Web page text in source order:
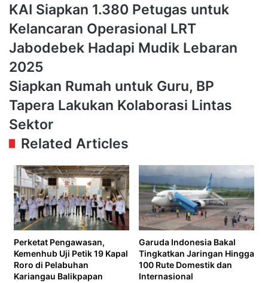
KAI
1.380
Petugas
untuk
Kelancaran
Operasional
LRT
Jabodebek
Hadapi
Mudik
Lebaran
KAI Siapkan 1.380 Petugas untuk
Kelancaran Operasional LRT
Jabodebek Hadapi Mudik Lebaran
2025
Siapkan
Rumah
untuk
Guru,
BP
Tapera
Kolaborasi
Lintas
Sektor
Siapkan Rumah untuk Guru, BP
Tapera Lakukan Kolaborasi Lintas
Sektor
Related Articles
Perketat Pengawasan,
Kemenhub Uji Petik 19 Kapal
Roro di Pelabuhan
Kariangau Balikpapan
Garuda Indonesia Bakal
Tingkatkan Jaringan Hingga
100 Rute Domestik dan
Internasional